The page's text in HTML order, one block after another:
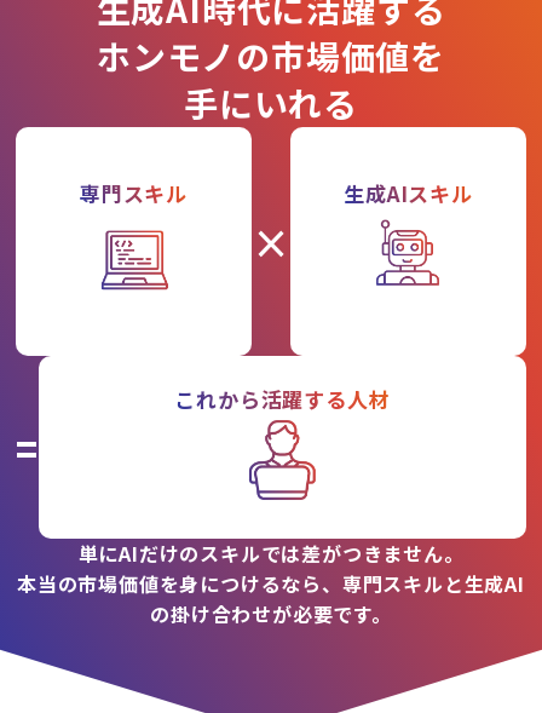
ホンモノの市場価値を
手にいれる
専門スキル
×
生成AIスキル
=
これから活躍する人材
単にAIだけのスキルでは差がつきません。
本当の市場価値を身につけるなら、専門スキルと生成AI
の掛け合わせが必要です。